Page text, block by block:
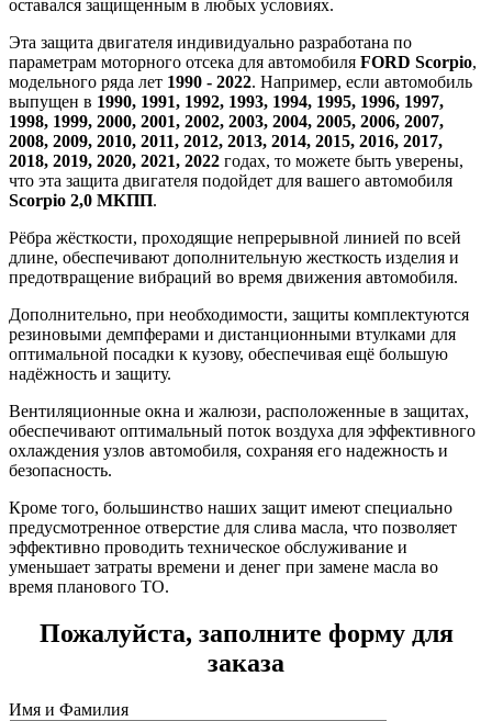
оставался защищенным в любых условиях.
Эта защита двигателя индивидуально разработана по
параметрам моторного отсека для автомобиля FORD Scorpio,
модельного ряда лет 1990 - 2022. Например, если автомобиль
выпущен в 1990, 1991, 1992, 1993, 1994, 1995, 1996, 1997,
1998, 1999, 2000, 2001, 2002, 2003, 2004, 2005, 2006, 2007,
2008, 2009, 2010, 2011, 2012, 2013, 2014, 2015, 2016, 2017,
2018, 2019, 2020, 2021, 2022 годах, то можете быть уверены,
что эта защита двигателя подойдет для вашего автомобиля
Scorpio 2,0 МКПП.
Рёбра жёсткости, проходящие непрерывной линией по всей
длине, обеспечивают дополнительную жесткость изделия и
предотвращение вибраций во время движения автомобиля.
Дополнительно, при необходимости, защиты комплектуются
резиновыми демпферами и дистанционными втулками для
оптимальной посадки к кузову, обеспечивая ещё большую
надёжность и защиту.
Вентиляционные окна и жалюзи, расположенные в защитах,
обеспечивают оптимальный поток воздуха для эффективного
охлаждения узлов автомобиля, сохраняя его надежность и
безопасность.
Кроме того, большинство наших защит имеют специально
предусмотренное отверстие для слива масла, что позволяет
эффективно проводить техническое обслуживание и
уменьшает затраты времени и денег при замене масла во
время планового ТО.
Пожалуйста, заполните форму для
заказа
Имя и Фамилия